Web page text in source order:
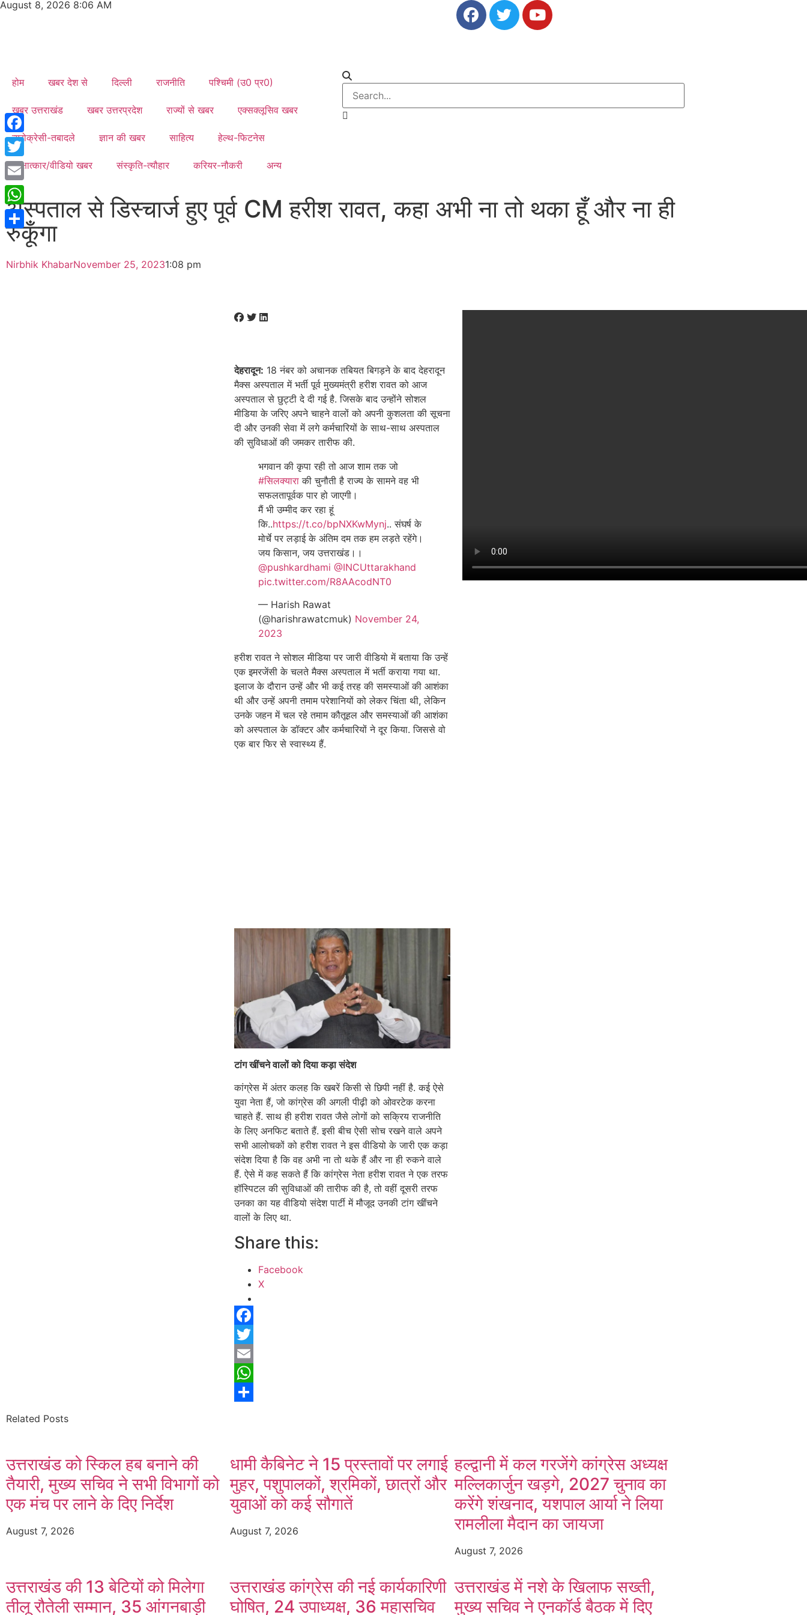
August 8, 2026 8:06 AM
होम खबर देश से दिल्ली राजनीति पश्चिमी (उ0 प्र0)
खबर उत्तराखंड खबर उत्तरप्रदेश राज्यों से खबर एक्सक्लूसिव खबर
ब्यूरोक्रेसी-तबादले ज्ञान की खबर साहित्य हेल्थ-फिटनेस
साक्षात्कार/वीडियो खबर संस्कृति-त्यौहार करियर-नौकरी अन्य
अस्पताल से डिस्चार्ज हुए पूर्व CM हरीश रावत, कहा अभी ना तो थका हूँ और ना ही
रुकूँगा
Nirbhik KhabarNovember 25, 20231:08 pm
देहरादून: 18 नंबर को अचानक तबियत बिगड़ने के बाद देहरादून
मैक्स अस्पताल में भर्ती पूर्व मुख्यमंत्री हरीश रावत को आज
अस्पताल से छुट्टी दे दी गई है. जिसके बाद उन्होंने सोशल
मीडिया के जरिए अपने चाहने वालों को अपनी कुशलता की सूचना
दी और उनकी सेवा में लगे कर्मचारियों के साथ-साथ अस्पताल
की सुविधाओं की जमकर तारीफ की.
भगवान की कृपा रही तो आज शाम तक जो
#सिलक्याराकी चुनौती है राज्य के सामने वह भी
सफलतापूर्वक पार हो जाएगी।
मैं भी उम्मीद कर रहा हूं
कि..https://t.co/bpNXKwMynj.. संघर्ष के
मोर्चे पर लड़ाई के अंतिम दम तक हम लड़ते रहेंगे।
जय किसान, जय उत्तराखंड।।
@pushkardhami @INCUttarakhand
pic.twitter.com/R8AAcodNT0
— Harish Rawat
(@harishrawatcmuk) November 24,
2023
हरीश रावत ने सोशल मीडिया पर जारी वीडियो में बताया कि उन्हें
एक इमरजेंसी के चलते मैक्स अस्पताल में भर्ती कराया गया था.
इलाज के दौरान उन्हें और भी कई तरह की समस्याओं की आशंका
थी और उन्हें अपनी तमाम परेशानियों को लेकर चिंता थी, लेकिन
उनके जहन में चल रहे तमाम कौतूहल और समस्याओं की आशंका
को अस्पताल के डॉक्टर और कर्मचारियों ने दूर किया. जिससे वो
एक बार फिर से स्वास्थ्य हैं.
टांग खींचने वालों को दिया कड़ा संदेश
कांग्रेस में अंतर कलह कि खबरें किसी से छिपी नहीं है. कई ऐसे
युवा नेता हैं, जो कांग्रेस की अगली पीढ़ी को ओवरटेक करना
चाहते हैं. साथ ही हरीश रावत जैसे लोगों को सक्रिय राजनीति
के लिए अनफिट बताते हैं. इसी बीच ऐसी सोच रखने वाले अपने
सभी आलोचकों को हरीश रावत ने इस वीडियो के जारी एक कड़ा
संदेश दिया है कि वह अभी ना तो थके हैं और ना ही रुकने वाले
हैं. ऐसे में कह सकते हैं कि कांग्रेस नेता हरीश रावत ने एक तरफ
हॉस्पिटल की सुविधाओं की तारीफ की है, तो वहीं दूसरी तरफ
उनका का यह वीडियो संदेश पार्टी में मौजूद उनकी टांग खींचने
वालों के लिए था.
Share this:
Facebook
X
Facebook
Twitter
Email
WhatsApp
Related Posts
उत्तराखंड को स्किल हब बनाने की
तैयारी, मुख्य सचिव ने सभी विभागों को
एक मंच पर लाने के दिए निर्देश
August 7, 2026
धामी कैबिनेट ने 15 प्रस्तावों पर लगाई
मुहर, पशुपालकों, श्रमिकों, छात्रों और
युवाओं को कई सौगातें
August 7, 2026
हल्द्वानी में कल गरजेंगे कांग्रेस अध्यक्ष
मल्लिकार्जुन खड़गे, 2027 चुनाव का
करेंगे शंखनाद, यशपाल आर्या ने लिया
रामलीला मैदान का जायजा
August 7, 2026
उत्तराखंड की 13 बेटियों को मिलेगा
तीलू रौतेली सम्मान, 35 आंगनबाड़ी
उत्तराखंड कांग्रेस की नई कार्यकारिणी
घोषित, 24 उपाध्यक्ष, 36 महासचिव
उत्तराखंड में नशे के खिलाफ सख्ती,
मुख्य सचिव ने एनकॉर्ड बैठक में दिए
Facebook
Twitter
Email
WhatsApp
Share